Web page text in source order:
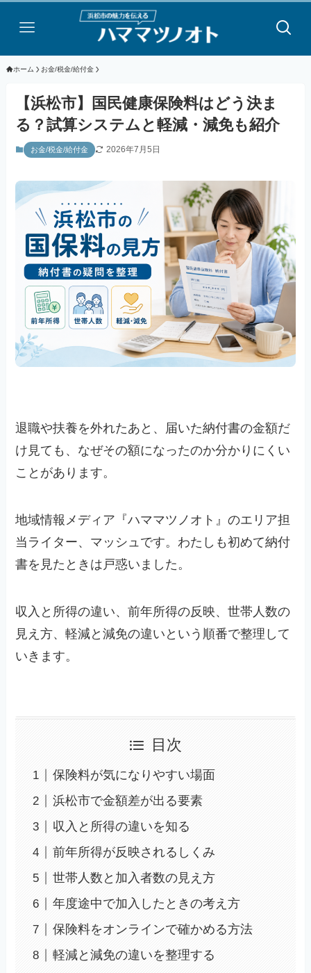
ホーム お金/税金/給付金
【浜松市】国民健康保険料はどう決ま
る？試算システムと軽減・減免も紹介
お金/税金/給付金 2026年7月5日
退職や扶養を外れたあと、届いた納付書の金額だ
け見ても、なぜその額になったのか分かりにくい
ことがあります。
地域情報メディア『ハママツノオト』のエリア担
当ライター、マッシュです。わたしも初めて納付
書を見たときは戸惑いました。
収入と所得の違い、前年所得の反映、世帯人数の
見え方、軽減と減免の違いという順番で整理して
いきます。
目次
保険料が気になりやすい場面
浜松市で金額差が出る要素
収入と所得の違いを知る
前年所得が反映されるしくみ
世帯人数と加入者数の見え方
年度途中で加入したときの考え方
保険料をオンラインで確かめる方法
軽減と減免の違いを整理する